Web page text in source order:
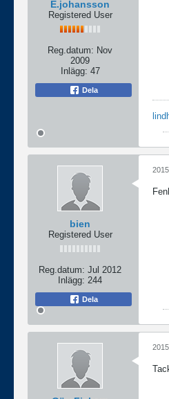
E.johansson
Registered User
Reg.datum: Nov
2009
Inlägg: 47
Dela
bien
Registered User
Reg.datum: Jul 2012
Inlägg: 244
Dela